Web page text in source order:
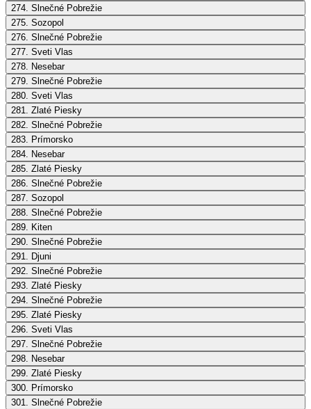
274. Slnečné Pobrežie
275. Sozopol
276. Slnečné Pobrežie
277. Sveti Vlas
278. Nesebar
279. Slnečné Pobrežie
280. Sveti Vlas
281. Zlaté Piesky
282. Slnečné Pobrežie
283. Prímorsko
284. Nesebar
285. Zlaté Piesky
286. Slnečné Pobrežie
287. Sozopol
288. Slnečné Pobrežie
289. Kiten
290. Slnečné Pobrežie
291. Djuni
292. Slnečné Pobrežie
293. Zlaté Piesky
294. Slnečné Pobrežie
295. Zlaté Piesky
296. Sveti Vlas
297. Slnečné Pobrežie
298. Nesebar
299. Zlaté Piesky
300. Prímorsko
301. Slnečné Pobrežie